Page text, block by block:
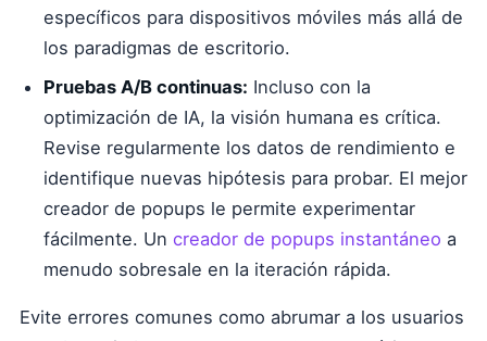
específicos para dispositivos móviles más allá de
los paradigmas de escritorio.
Pruebas A/B continuas: Incluso con la
optimización de IA, la visión humana es crítica.
Revise regularmente los datos de rendimiento e
identifique nuevas hipótesis para probar. El mejor
creador de popups le permite experimentar
fácilmente. Un creador de popups instantáneo a
menudo sobresale en la iteración rápida.
Evite errores comunes como abrumar a los usuarios